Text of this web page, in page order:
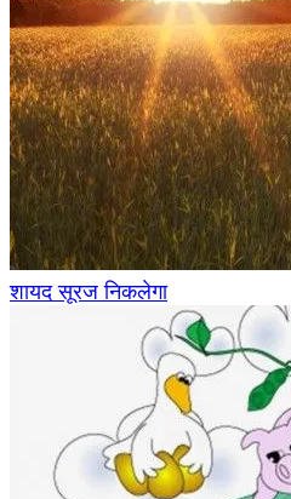
शायद सूरज निकलेगा